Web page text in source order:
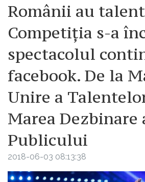
Românii au
Competiția s-a
spectacolul
facebook. De la
Unire a
Marea Dezbinare
Publicului
2018-06-03 08:13:38